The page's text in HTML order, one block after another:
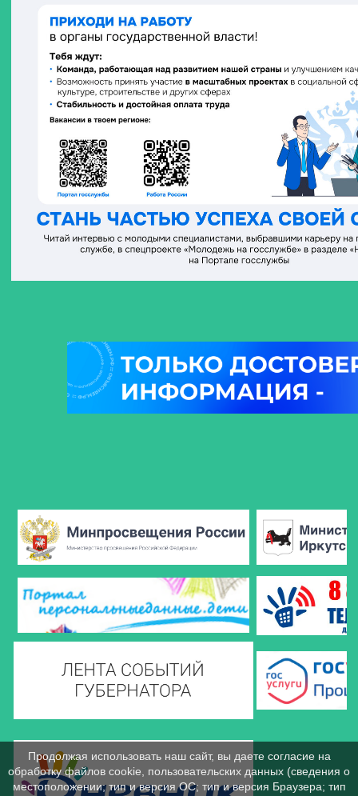
Продолжая использовать наш сайт, вы даете согласие на
обработку файлов cookie, пользовательских данных (сведения о
местоположении; тип и версия ОС; тип и версия Браузера; тип